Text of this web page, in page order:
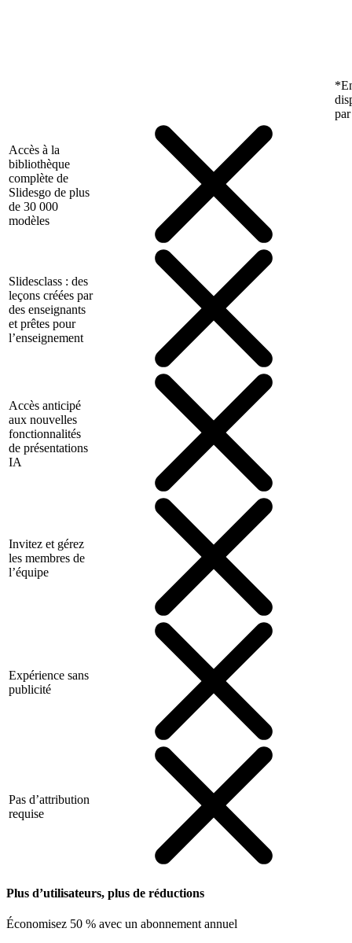
Accès à la
bibliothèque
complète de
Slidesgo de plus
de 30 000
modèles
Slidesclass : des
leçons créées par
des enseignants
et prêtes pour
l’enseignement
Accès anticipé
aux nouvelles
fonctionnalités
de présentations
IA
Invitez et gérez
les membres de
l’équipe
Expérience sans
publicité
Pas d’attribution
requise
Plus d’utilisateurs, plus de réductions
Économisez 50 % avec un abonnement annuel